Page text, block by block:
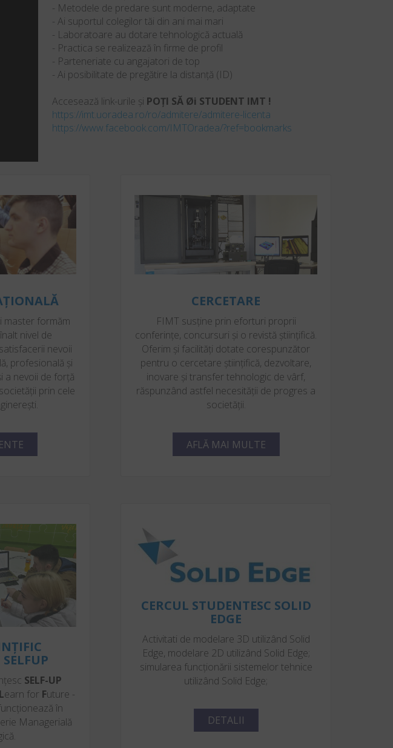
- Metodele de predare sunt moderne, adaptate
- Ai suportul colegilor tăi din ani mai mari
- Laboratoare au dotare tehnologică actuală
- Practica se realizează în firme de profil
- Parteneriate cu angajatori de top
- Ai posibilitate de pregătire la distanță (ID)
Accesează link-urile și POȚI SĂ Øi STUDENT IMT !
https://imt.uoradea.ro/ro/admitere/admitere-licenta
https://www.facebook.com/IMTOradea/?ref=bookmarks
master formăm
nivel de
nevoii
profesională și
a nevoii de forță
prin cele
CERCETARE
FIMT susține prin eforturi proprii
conferințe, concursuri și o revistă științifică.
Oferim și facilități dotate corespunzător
pentru o cercetare ştiinţifică, dezvoltare,
inovare și transfer tehnologic de vârf,
răspunzând astfel necesității de progres a
societății.
AFLĂ MAI MULTE
SELF-UP
Learn for Future -
în
Managerială
CERCUL STUDENTESC SOLID
EDGE
Activitati de modelare 3D utilizând Solid
Edge, modelare 2D utilizând Solid Edge;
simularea funcţionării sistemelor tehnice
utilizând Solid Edge;
DETALII